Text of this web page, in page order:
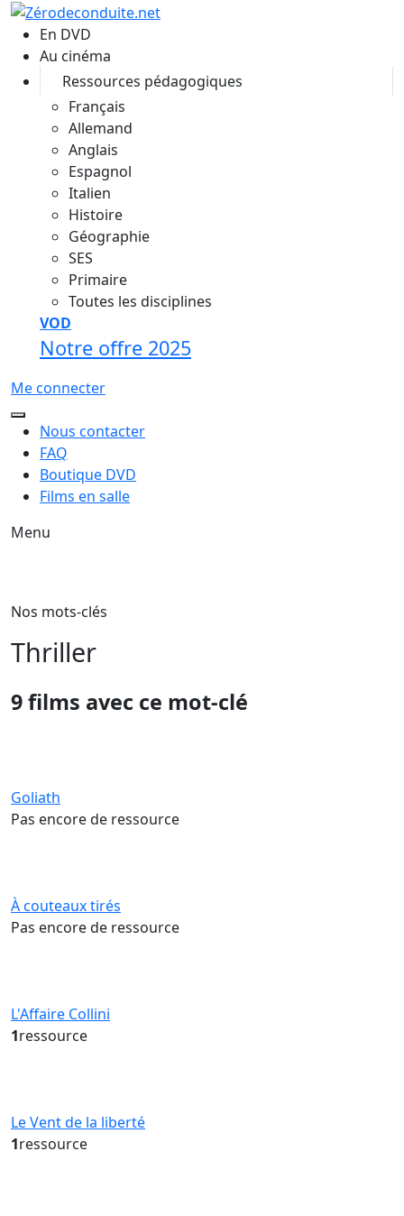
Aller au contenu principal
En DVD
Au cinéma
Ressources pédagogiques
Français
Allemand
Anglais
Espagnol
Italien
Histoire
Géographie
SES
Primaire
Toutes les disciplines
VOD
Notre offre 2025
Me connecter
Nous contacter
FAQ
Boutique DVD
Films en salle
Menu
Nos mots-clés
Thriller
9 films avec ce mot-clé
Goliath
Pas encore de ressource
À couteaux tirés
Pas encore de ressource
L'Affaire Collini
1ressource
Le Vent de la liberté
1ressource